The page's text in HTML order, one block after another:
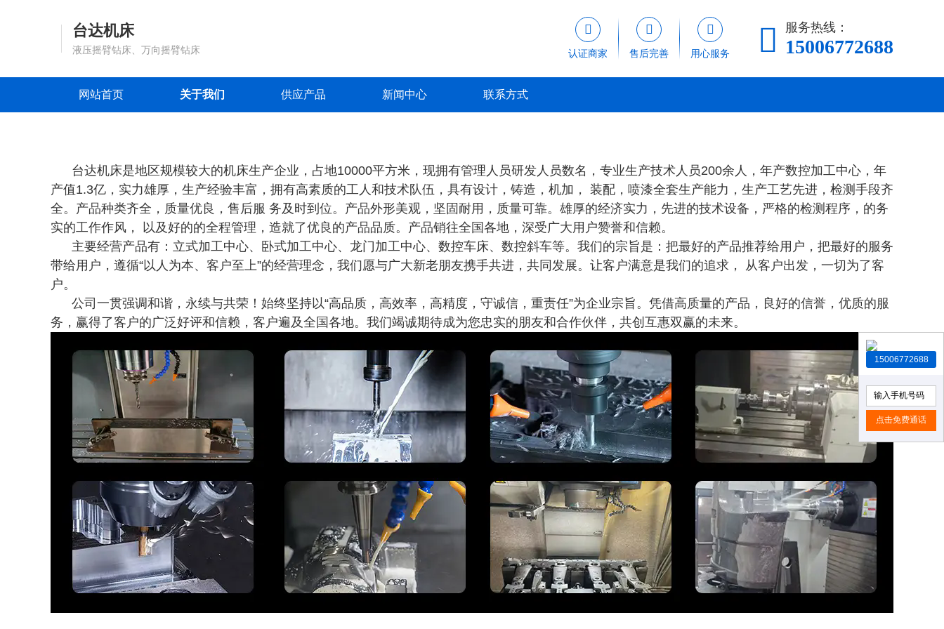
台达机床
液压摇臂钻床、万向摇臂钻床

认证商家

售后完善

用心服务  服务热线：
15006772688
网站首页 关于我们 供应产品 新闻中心 联系方式
台达机床是地区规模较大的机床生产企业，占地10000平方米，现拥有管理人员研发人员数名，专业生产技术人员200余人，年产数控加工中心，年
产值1.3亿，实力雄厚，生产经验丰富，拥有高素质的工人和技术队伍，具有设计，铸造，机加， 装配，喷漆全套生产能力，生产工艺先进，检测手段齐
全。产品种类齐全，质量优良，售后服 务及时到位。产品外形美观，坚固耐用，质量可靠。雄厚的经济实力，先进的技术设备，严格的检测程序，的务
实的工作作风， 以及好的的全程管理，造就了优良的产品品质。产品销往全国各地，深受广大用户赞誉和信赖。
主要经营产品有：立式加工中心、卧式加工中心、龙门加工中心、数控车床、数控斜车等。我们的宗旨是：把最好的产品推荐给用户，把最好的服务
带给用户，遵循“以人为本、客户至上”的经营理念，我们愿与广大新老朋友携手共进，共同发展。让客户满意是我们的追求， 从客户出发，一切为了客
户。
公司一贯强调和谐，永续与共荣！始终坚持以“高品质，高效率，高精度，守诚信，重责任”为企业宗旨。凭借高质量的产品，良好的信誉，优质的服
务，赢得了客户的广泛好评和信赖，客户遍及全国各地。我们竭诚期待成为您忠实的朋友和合作伙伴，共创互惠双赢的未来。
15006772688
点击免费通话